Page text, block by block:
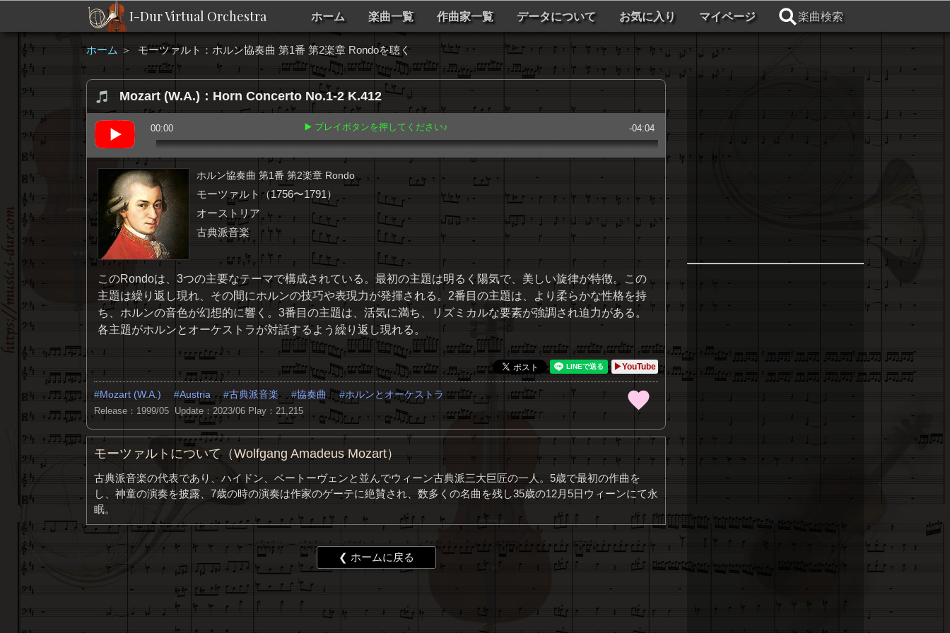
I-Dur Virtual Orchestra ホーム 楽曲一覧 作曲家一覧 データについて お気に入り マイページ 楽曲検索
ホーム ＞ モーツァルト：ホルン協奏曲 第1番 第2楽章 Rondoを聴く
Mozart (W.A.)：Horn Concerto No.1-2 K.412
00:00 -04:04
▶️ プレイボタンを押してください♪
ホルン協奏曲 第1番 第2楽章 Rondo
モーツァルト（1756〜1791）
オーストリア
古典派音楽
このRondoは、3つの主要なテーマで構成されている。最初の主題は明るく陽気で、美しい旋律が特徴。この
主題は繰り返し現れ、その間にホルンの技巧や表現力が発揮される。2番目の主題は、より柔らかな性格を持
ち、ホルンの音色が幻想的に響く。3番目の主題は、活気に満ち、リズミカルな要素が強調され迫力がある。
各主題がホルンとオーケストラが対話するよう繰り返し現れる。
▶YouTube
Mozart (W.A.) Austria 古典派音楽 協奏曲 ホルンとオーケストラ
Release：1999/05 Update：2023/06 Play：21,215
モーツァルトについて（Wolfgang Amadeus Mozart）
古典派音楽の代表であり、ハイドン、ベートーヴェンと並んでウィーン古典派三大巨匠の一人。5歳で最初の作曲を
し、神童の演奏を披露、7歳の時の演奏は作家のゲーテに絶賛され、数多くの名曲を残し35歳の12月5日ウィーンにて永
眠。
❮ ホームに戻る